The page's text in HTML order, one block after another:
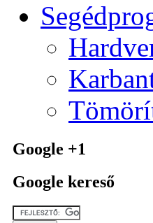
Google +1
Google kereső